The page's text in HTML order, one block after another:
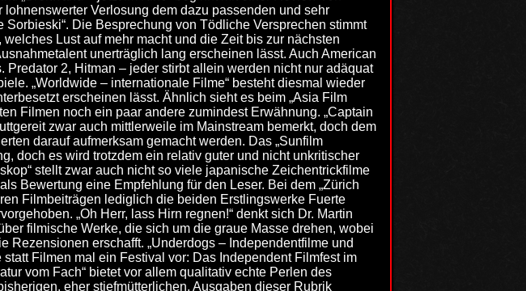
Verlosung dem dazu passenden und sehr
Die Besprechung von Tödliche Versprechen stimmt
Lust auf mehr macht und die Zeit bis zur nächsten
unerträglich lang erscheinen lässt. Auch American
Predator 2, Hitman – jeder stirbt allein werden nicht nur adäquat
„Worldwide – internationale Filme“ besteht diesmal wieder
erscheinen lässt. Ähnlich sieht es beim „Asia Film
Filmen noch ein paar andere zumindest Erwähnung. „Captain
zwar auch mittlerweile im Mainstream bemerkt, doch dem
darauf aufmerksam gemacht werden. Das „Sunfilm
doch es wird trotzdem ein relativ guter und nicht unkritischer
stellt zwar auch nicht so viele japanische Zeichentrickfilme
Bewertung eine Empfehlung für den Leser. Bei dem „Zürich
Filmbeiträgen lediglich die beiden Erstlingswerke Fuerte
„Oh Herr, lass Hirn regnen!“ denkt sich Dr. Martin
filmische Werke, die sich um die graue Masse drehen, wobei
erschafft. „Underdogs – Independentfilme und
Filmen mal ein Festival vor: Das Independent Filmfest im
vom Fach“ bietet vor allem qualitativ echte Perlen des
eher stiefmütterlichen, Ausgaben dieser Rubrik